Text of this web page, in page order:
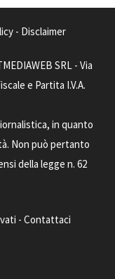
- Disclaimer
SRL - Via
e Partita I.V.A.
in quanto
Non può pertanto
della legge n. 62
- Contattaci